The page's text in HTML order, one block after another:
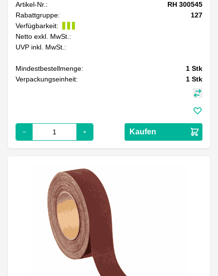
Artikel-Nr.:
RH 300545
Rabattgruppe:
127
Verfügbarkeit:
Netto exkl. MwSt.:
UVP inkl. MwSt.:
Mindestbestellmenge: 1 Stk
Verpackungseinheit:
1 Stk
Kaufen